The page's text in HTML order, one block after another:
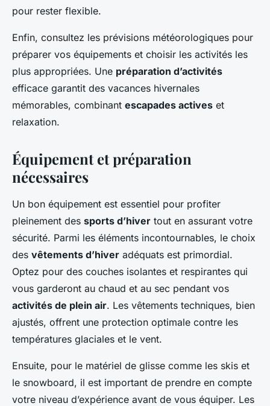
pour rester flexible.
Enfin, consultez les prévisions météorologiques pour
préparer vos équipements et choisir les activités les
plus appropriées. Une préparation d’activités
efficace garantit des vacances hivernales
mémorables, combinant escapades actives et
relaxation.
Équipement et préparation
nécessaires
Un bon équipement est essentiel pour profiter
pleinement des sports d’hiver tout en assurant votre
sécurité. Parmi les éléments incontournables, le choix
des vêtements d’hiver adéquats est primordial.
Optez pour des couches isolantes et respirantes qui
vous garderont au chaud et au sec pendant vos
activités de plein air. Les vêtements techniques, bien
ajustés, offrent une protection optimale contre les
températures glaciales et le vent.
Ensuite, pour le matériel de glisse comme les skis et
le snowboard, il est important de prendre en compte
votre niveau d’expérience avant de vous équiper. Les